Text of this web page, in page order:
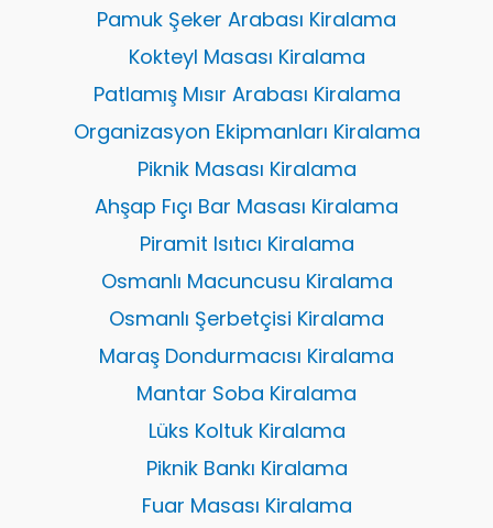
Pamuk Şeker Arabası Kiralama
Kokteyl Masası Kiralama
Patlamış Mısır Arabası Kiralama
Organizasyon Ekipmanları Kiralama
Piknik Masası Kiralama
Ahşap Fıçı Bar Masası Kiralama
Piramit Isıtıcı Kiralama
Osmanlı Macuncusu Kiralama
Osmanlı Şerbetçisi Kiralama
Maraş Dondurmacısı Kiralama
Mantar Soba Kiralama
Lüks Koltuk Kiralama
Piknik Bankı Kiralama
Fuar Masası Kiralama